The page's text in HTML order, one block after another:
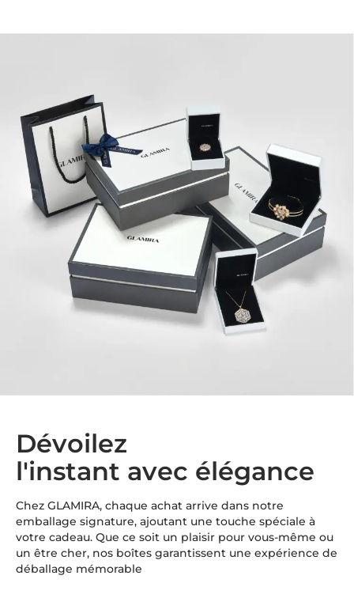
Dévoilez
l'instant avec élégance
Chez GLAMIRA, chaque achat arrive dans notre
emballage signature, ajoutant une touche spéciale à
votre cadeau. Que ce soit un plaisir pour vous-même ou
un être cher, nos boîtes garantissent une expérience de
déballage mémorable